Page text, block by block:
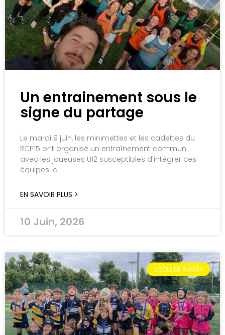
Un entrainement sous le
signe du partage
Le mardi 9 juin, les minimettes et les cadettes du
RCP15 ont organisé un entraînement commun
avec les joueuses U12 susceptibles d’intégrer ces
équipes la
EN SAVOIR PLUS >
10 Juin, 2026
ECOLE DE RUGBY